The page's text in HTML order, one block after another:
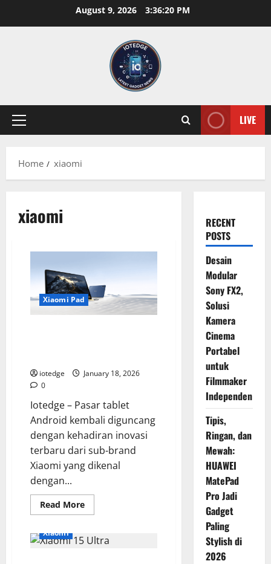
August 9, 2026 3:36:20 PM
Primary
LIVE
Home xiaomi
xiaomi
Xiaomi Pad
iotedge
January 18, 2026
0
Iotedge – Pasar tablet
Android kembali diguncang
dengan kehadiran inovasi
terbaru dari sub-brand
Xiaomi yang dikenal
dengan...
Read MoreRead
more
POCO
Pad
Xiaomi
RECENT
POSTS
Desain
Modular
Sony FX2,
Solusi
Kamera
Cinema
Portabel
untuk
Filmmaker
Independen
Tipis,
Ringan, dan
Mewah:
HUAWEI
MatePad
Pro Jadi
Gadget
Paling
Stylish di
2026